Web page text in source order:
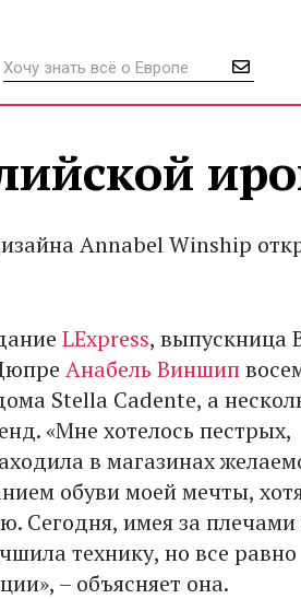
Annabel Winship
LExpress, выпускница
Анабель Виншип
Stella Cadente, а
«Мне хотелось пестрых,
в магазинах
обуви моей мечты,
Сегодня, имея за
технику, но все равно
– объясняет она.